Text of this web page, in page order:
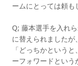
ームにとっては頼も
Q; 藤本選手を入れ
に替えられましたが
「どっちかという
ーフォワードとい